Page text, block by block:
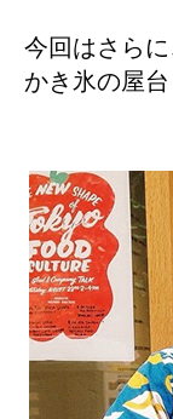
今回はさら
かき氷の屋台